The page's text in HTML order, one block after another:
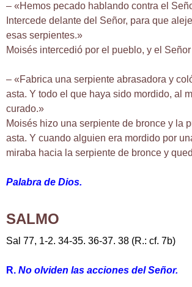
– «Hemos pecado hablando contra el
Intercede delante del Señor, para que
esas serpientes.»
Moisés intercedió por el pueblo, y el
– «Fabrica una serpiente abrasadora y
asta. Y todo el que haya sido mordido, al
curado.»
Moisés hizo una serpiente de bronce y la
asta. Y cuando alguien era mordido por
miraba hacia la serpiente de bronce y
Palabra de Dios.
SALMO
Sal 77, 1-2. 34-35. 36-37. 38 (R.: cf. 7b)
R. No olviden las acciones del Señor.